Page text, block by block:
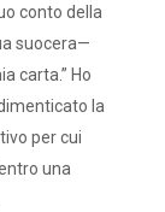
conto della
suocera—
carta.” Ho
la
per cui
una